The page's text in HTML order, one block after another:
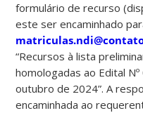
formulário de recurso
este ser encaminhado
“Recursos à lista
homologadas ao Edital
outubro de 2024”. A
encaminhada ao